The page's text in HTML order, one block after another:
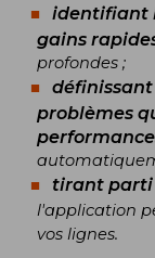
identifiant
gains
profondes ;
problèmes
tirant parti
l'application
vos lignes.